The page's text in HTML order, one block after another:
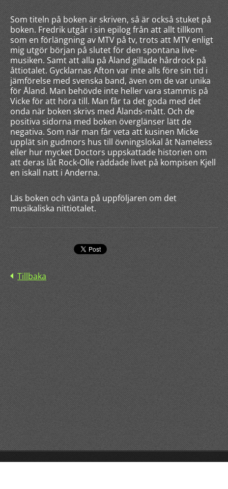
Som titeln på boken är skriven, så är också stuket på
boken. Fredrik utgår i sin epilog från att allt tillkom
som en förlängning av MTV på tv, trots att MTV enligt
mig utgör början på slutet för den spontana live-
musiken. Samt att alla på Åland gillade hårdrock på
åttiotalet. Gycklarnas Afton var inte alls före sin tid i
jämförelse med svenska band, även om de var unika
för Åland. Man behövde inte heller vara stammis på
Vicke för att höra till. Man får ta det goda med det
onda när boken skrivs med Ålands-mått. Och de
positiva sidorna med boken överglänser lätt de
negativa. Som när man får veta att kusinen Micke
upplät sin gudmors hus till övningslokal åt Nameless
eller hur mycket Doctors uppskattade historien om
att deras låt Rock-Olle räddade livet på kompisen Kjell
en iskall natt i Anderna.
Läs boken och vänta på uppföljaren om det
musikaliska nittiotalet.
Tillbaka